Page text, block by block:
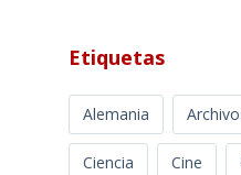
Etiquetas
Alemania
Ciencia Cine